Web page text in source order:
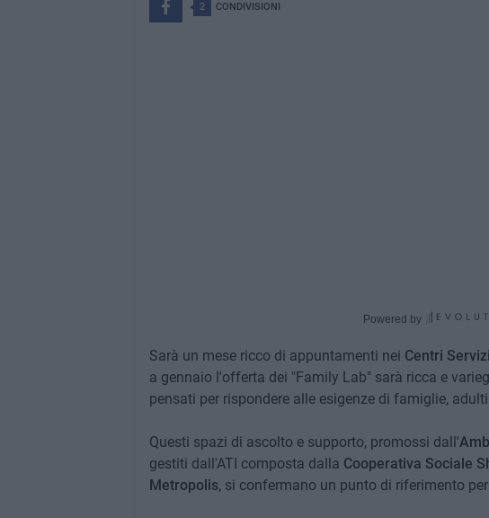
2 CONDIVISIONI
Powered by
Sarà un mese ricco di appuntamenti nei Centri
a gennaio l'offerta dei "Family Lab" sarà ricca e
pensati per rispondere alle esigenze di famiglie,
Questi spazi di ascolto e supporto, promossi dall'
gestiti dall'ATI composta dalla Cooperativa Sociale
Metropolis, si confermano un punto di riferimento